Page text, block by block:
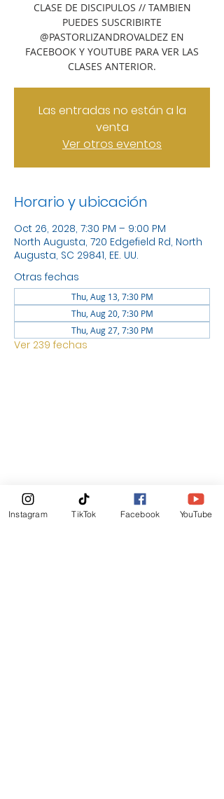
CLASE DE DISCIPULOS // TAMBIEN
PUEDES SUSCRIBIRTE
@PASTORLIZANDROVALDEZ EN
FACEBOOK Y YOUTUBE PARA VER LAS
CLASES ANTERIOR.
Las entradas no están a la
venta
Ver otros eventos
Horario y ubicación
Oct 26, 2028, 7:30 PM – 9:00 PM
North Augusta, 720 Edgefield Rd, North
Augusta, SC 29841, EE. UU.
Otras fechas
Thu, Aug 13, 7:30 PM
Thu, Aug 20, 7:30 PM
Thu, Aug 27, 7:30 PM
Ver 239 fechas
Boletin Informativo
Instagram TikTok Facebook YouTube